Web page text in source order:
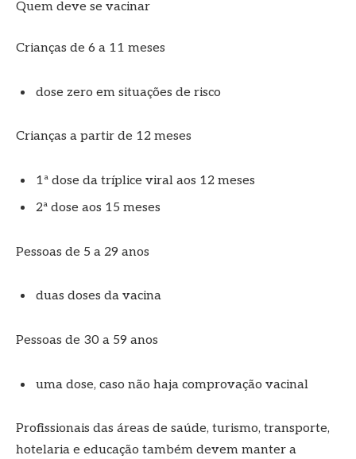
Quem deve se vacinar
Crianças de 6 a 11 meses
dose zero em situações de risco
Crianças a partir de 12 meses
1ª dose da tríplice viral aos 12 meses
2ª dose aos 15 meses
Pessoas de 5 a 29 anos
duas doses da vacina
Pessoas de 30 a 59 anos
uma dose, caso não haja comprovação vacinal
Profissionais das áreas de saúde, turismo, transporte,
hotelaria e educação também devem manter a